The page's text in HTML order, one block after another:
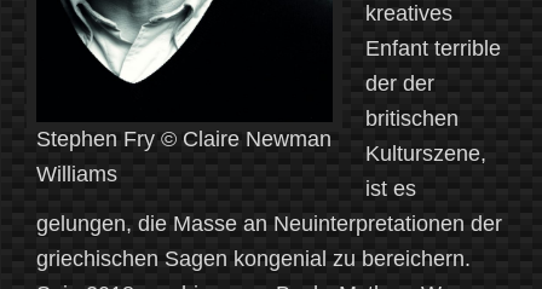
Stephen Fry © Claire Newman
Williams
kreatives
Enfant terrible
der der
britischen
Kulturszene,
ist es
gelungen, die Masse an Neuinterpretationen der
griechischen Sagen kongenial zu bereichern.